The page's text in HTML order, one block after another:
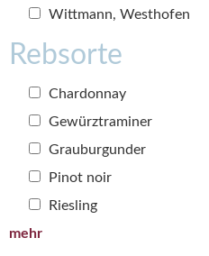
Wittmann, Westhofen
Rebsorte
Chardonnay
Gewürztraminer
Grauburgunder
Pinot noir
Riesling
mehr